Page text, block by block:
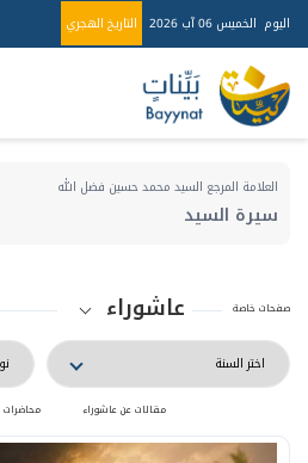
اليوم الخميس 06 آب 2026 التاريخ الهجري
العلامة المرجع السيد محمد حسين فضل الله
سيرة السيد
صفحات خاصة عاشوراء
مقالات عن عاشوراء محاضرات